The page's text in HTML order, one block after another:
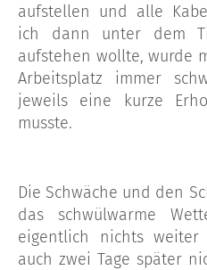
aufstellen und alle
ich dann unter dem
aufstehen wollte, wurde
Arbeitsplatz immer
jeweils eine kurze
musste.
Die Schwäche und den
das schwülwarme
eigentlich nichts
auch zwei Tage später